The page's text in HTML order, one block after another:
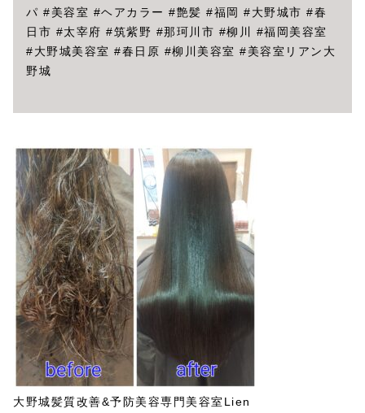
パ #美容室 #ヘアカラー #艶髪 #福岡 #大野城市 #春
日市 #太宰府 #筑紫野 #那珂川市 #柳川 #福岡美容室
#大野城美容室 #春日原 #柳川美容室 #美容室リアン大
野城
大野城髪質改善&予防美容専門美容室Lien